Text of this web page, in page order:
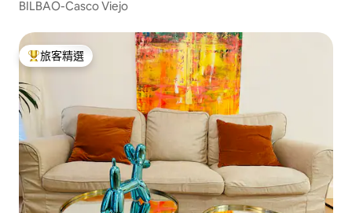
BILBAO-Casco Viejo
旅客精選榜首
旅客精選